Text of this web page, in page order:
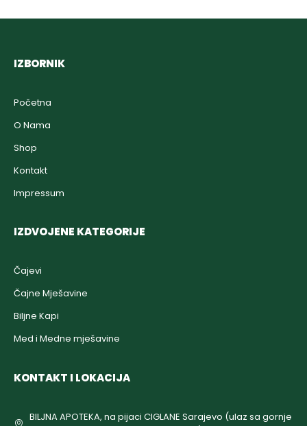
IZBORNIK
Početna
O Nama
Shop
Kontakt
Impressum
IZDVOJENE KATEGORIJE
Čajevi
Čajne Mješavine
Biljne Kapi
Med i Medne mješavine
KONTAKT I LOKACIJA
BILJNA APOTEKA, na pijaci CIGLANE Sarajevo (ulaz sa gornje